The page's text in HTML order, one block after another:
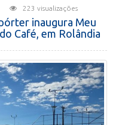
223 visualizações
inaugura Meu
Café, em Rolândia